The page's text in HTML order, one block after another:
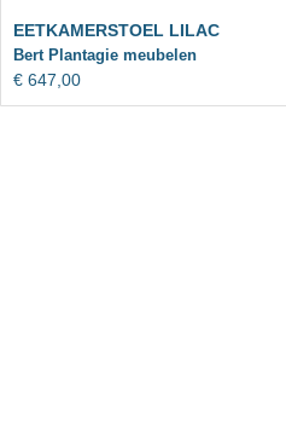
EETKAMERSTOEL LILAC
Bert Plantagie meubelen
€ 647,00